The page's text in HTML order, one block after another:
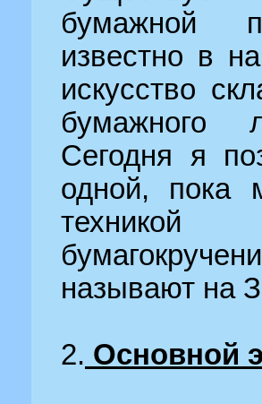
бумажной
известно в
искусство
бумажного
Сегодня я
одной, пока
называют на
2. Основной